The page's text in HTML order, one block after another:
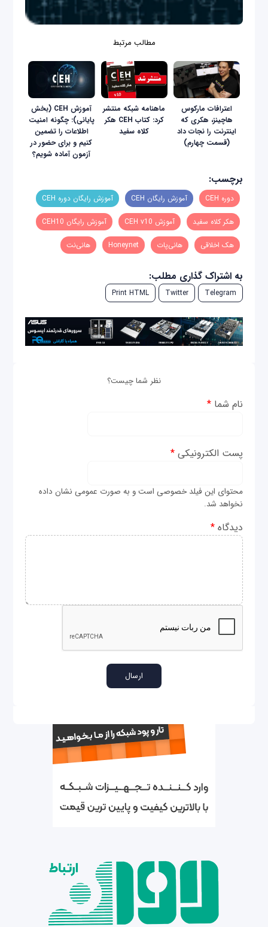
مطالب مرتبط
اعترافات مارکوس
هاچینز، هکری که
اینترنت را نجات داد
(قسمت چهارم)
ماهنامه شبکه منتشر
کرد: کتاب CEH هکر
کلاه سفید
آموزش CEH (بخش
پایانی): چگونه امنیت
اطلاعات را تضمین
کنیم و برای حضور در
آزمون آماده شویم؟
برچسب:
دوره CEH آموزش رایگان CEH آموزش رایگان دوره CEH
هکر کلاه سفید آموزش CEH v10 آموزش رایگان CEH10
هک اخلاقی هانی‌پات Honeynet هانی‌نت
به اشتراک گذاری مطلب:
Telegram
Twitter
Print HTML
نظر شما چیست؟
نام شما*
پست الکترونیکی*
محتوای این فیلد خصوصی است و به صورت عمومی نشان داده
نخواهد شد.
دیدگاه*